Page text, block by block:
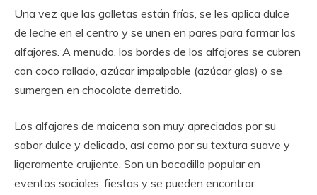
Una vez que las galletas están frías, se les aplica dulce
de leche en el centro y se unen en pares para formar los
alfajores. A menudo, los bordes de los alfajores se cubren
con coco rallado, azúcar impalpable (azúcar glas) o se
sumergen en chocolate derretido.
Los alfajores de maicena son muy apreciados por su
sabor dulce y delicado, así como por su textura suave y
ligeramente crujiente. Son un bocadillo popular en
eventos sociales, fiestas y se pueden encontrar